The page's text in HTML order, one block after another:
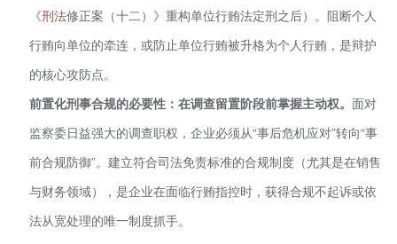
《刑法修正案（十二）》重构单位行贿法定刑之后）。阻断个人
行贿向单位的牵连，或防止单位行贿被升格为个人行贿，是辩护
的核心攻防点。
前置化刑事合规的必要性：在调查留置阶段前掌握主动权。 面对
监察委日益强大的调查职权，企业必须从“事后危机应对”转向“事
前合规防御”。建立符合司法免责标准的合规制度（尤其是在销售
与财务领域），是企业在面临行贿指控时，获得合规不起诉或依
法从宽处理的唯一制度抓手。